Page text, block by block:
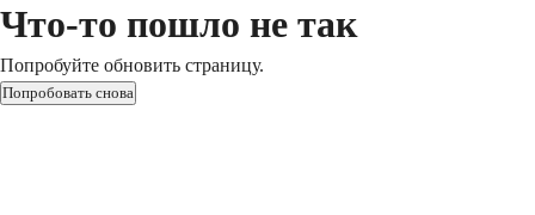
Что-то пошло не так
Попробуйте обновить страницу.
Попробовать снова